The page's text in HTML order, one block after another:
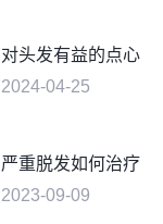
对头发有益的点心
2024-04-25
严重脱发如何治疗
2023-09-09